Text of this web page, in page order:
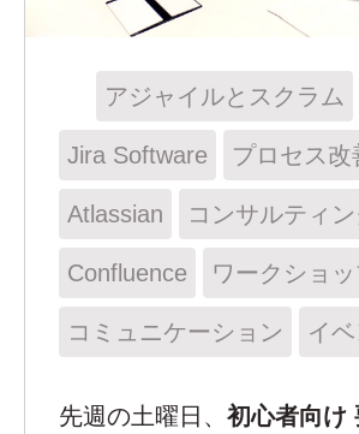
アジャイルとスクラム
Jira Software プロセス改
Atlassian コンサルティ
Confluence ワークショ
コミュニケーション イベ
先週の土曜日、 初心者向け